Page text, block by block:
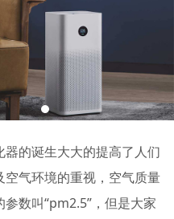
器的诞生大大的提高了人们
空气环境的重视，空气质量
数叫“pm2.5”，但是大家